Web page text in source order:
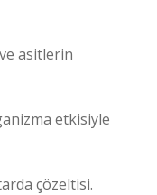
asitlerin
etkisiyle
çözeltisi.